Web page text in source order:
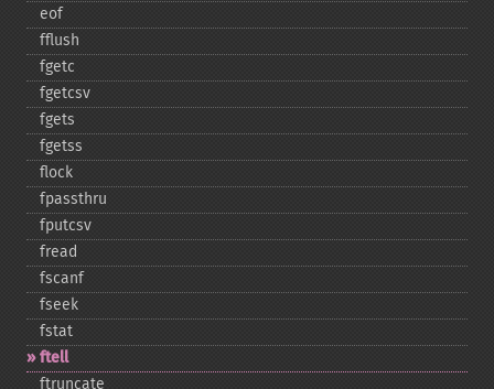
eof
fflush
fgetc
fgetcsv
fgets
fgetss
flock
fpassthru
fputcsv
fread
fscanf
fseek
fstat
ftell
ftruncate